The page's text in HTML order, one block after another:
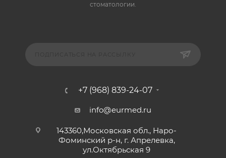
стоматологии.
+7 (968) 839-24-07
info@eurmed.ru
143360,Московская обл., Наро-
Фоминский р-н, г. Апрелевка,
ул.Октябрьская 9